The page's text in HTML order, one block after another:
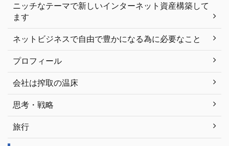
ニッチなテーマで新しいインターネット資産構築して
ます
ネットビジネスで自由で豊かになる為に必要なこと
プロフィール
会社は搾取の温床
思考・戦略
旅行